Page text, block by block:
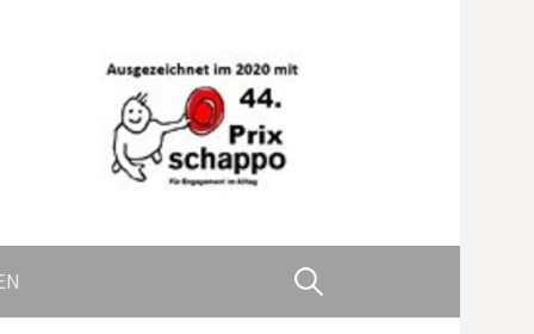
Suchen